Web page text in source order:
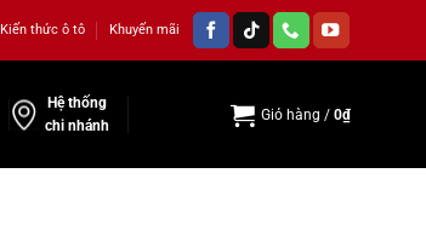
Kiến thức ô tô Khuyến mãi
Hệ thống
chi nhánh
Giỏ hàng / 0₫